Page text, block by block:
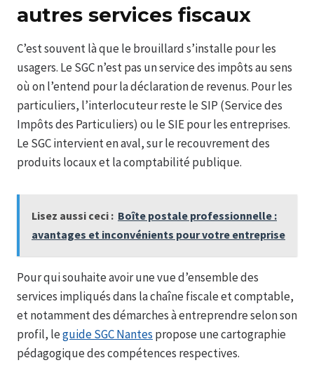
autres services fiscaux
C’est souvent là que le brouillard s’installe pour les
usagers. Le SGC n’est pas un service des impôts au sens
où on l’entend pour la déclaration de revenus. Pour les
particuliers, l’interlocuteur reste le SIP (Service des
Impôts des Particuliers) ou le SIE pour les entreprises.
Le SGC intervient en aval, sur le recouvrement des
produits locaux et la comptabilité publique.
Lisez aussi ceci : Boîte postale professionnelle :
avantages et inconvénients pour votre entreprise
Pour qui souhaite avoir une vue d’ensemble des
services impliqués dans la chaîne fiscale et comptable,
et notamment des démarches à entreprendre selon son
profil, leguide SGC Nantes propose une cartographie
pédagogique des compétences respectives.